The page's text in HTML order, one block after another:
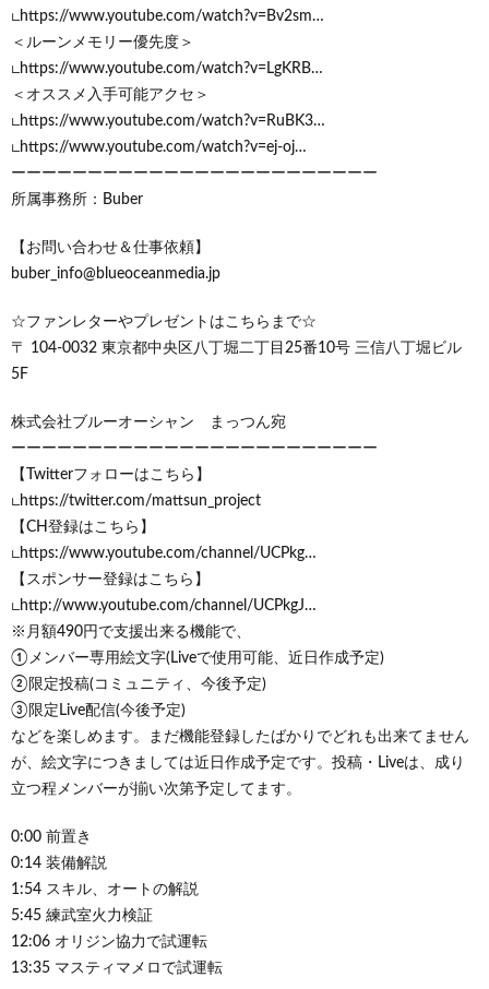
∟https://www.youtube.com/watch?v=Bv2sm…
＜ルーンメモリー優先度＞
∟https://www.youtube.com/watch?v=LgKRB…
＜オススメ入手可能アクセ＞
∟https://www.youtube.com/watch?v=RuBK3…
∟https://www.youtube.com/watch?v=ej-oj…
ーーーーーーーーーーーーーーーーーーーーーーーー
所属事務所：Buber
【お問い合わせ＆仕事依頼】
buber_info@blueoceanmedia.jp
☆ファンレターやプレゼントはこちらまで☆
〒 104-0032 東京都中央区八丁堀二丁目25番10号 三信八丁堀ビル
5F
株式会社ブルーオーシャン まっつん宛
ーーーーーーーーーーーーーーーーーーーーーーーー
【Twitterフォローはこちら】
∟https://twitter.com/mattsun_project
【CH登録はこちら】
∟https://www.youtube.com/channel/UCPkg…
【スポンサー登録はこちら】
∟http://www.youtube.com/channel/UCPkgJ…
※月額490円で支援出来る機能で、
①メンバー専用絵文字(Liveで使用可能、近日作成予定)
②限定投稿(コミュニティ、今後予定)
③限定Live配信(今後予定)
などを楽しめます。まだ機能登録したばかりでどれも出来てません
が、絵文字につきましては近日作成予定です。投稿・Liveは、成り
立つ程メンバーが揃い次第予定してます。
0:00 前置き
0:14 装備解説
1:54 スキル、オートの解説
5:45 練武室火力検証
12:06 オリジン協力で試運転
13:35 マスティマメロで試運転